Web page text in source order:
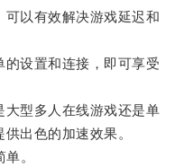
以有效解决游戏延迟和
设置和连接，即可享受
型多人在线游戏还是单
出色的加速效果。
。